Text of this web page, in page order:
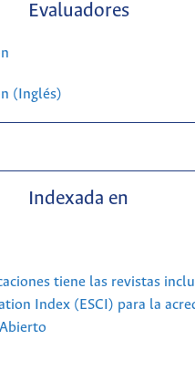
Evaluadores
(Inglés)
Indexada en